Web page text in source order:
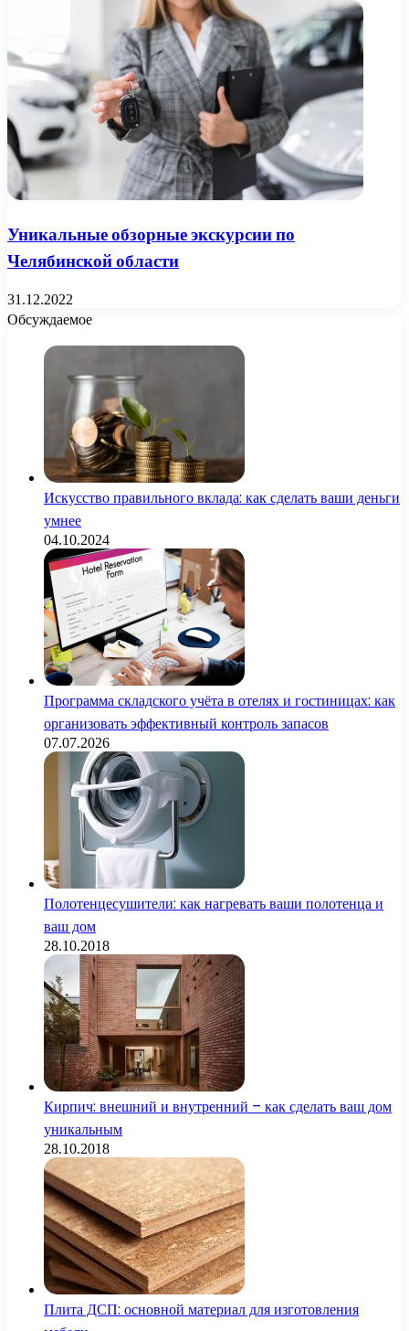
Уникальные обзорные экскурсии по
Челябинской области
31.12.2022
Обсуждаемое
Искусство правильного вклада: как сделать ваши деньги
умнее
04.10.2024
Программа складского учёта в отелях и гостиницах: как
организовать эффективный контроль запасов
07.07.2026
Полотенцесушители: как нагревать ваши полотенца и
ваш дом
28.10.2018
Кирпич: внешний и внутренний – как сделать ваш дом
уникальным
28.10.2018
Плита ДСП: основной материал для изготовления